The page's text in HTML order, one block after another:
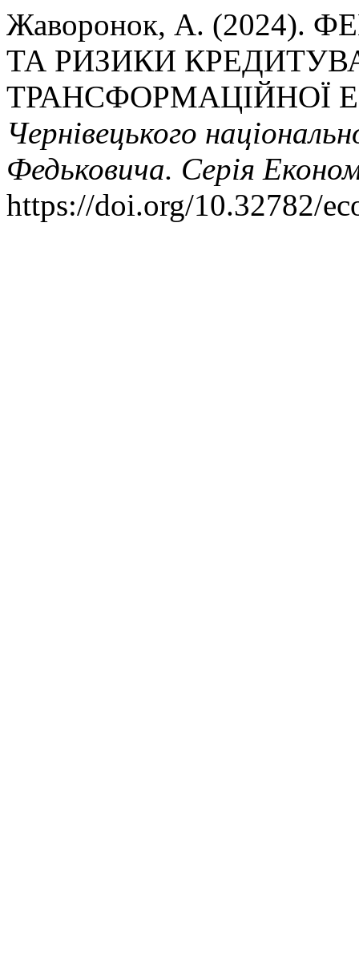
Жаворонок, А. (2024).
ТА РИЗИКИ
ТРАНСФОРМАЦІЙНОЇ
Чернівецького
Федьковича. Серія
https://doi.org/10.32782/